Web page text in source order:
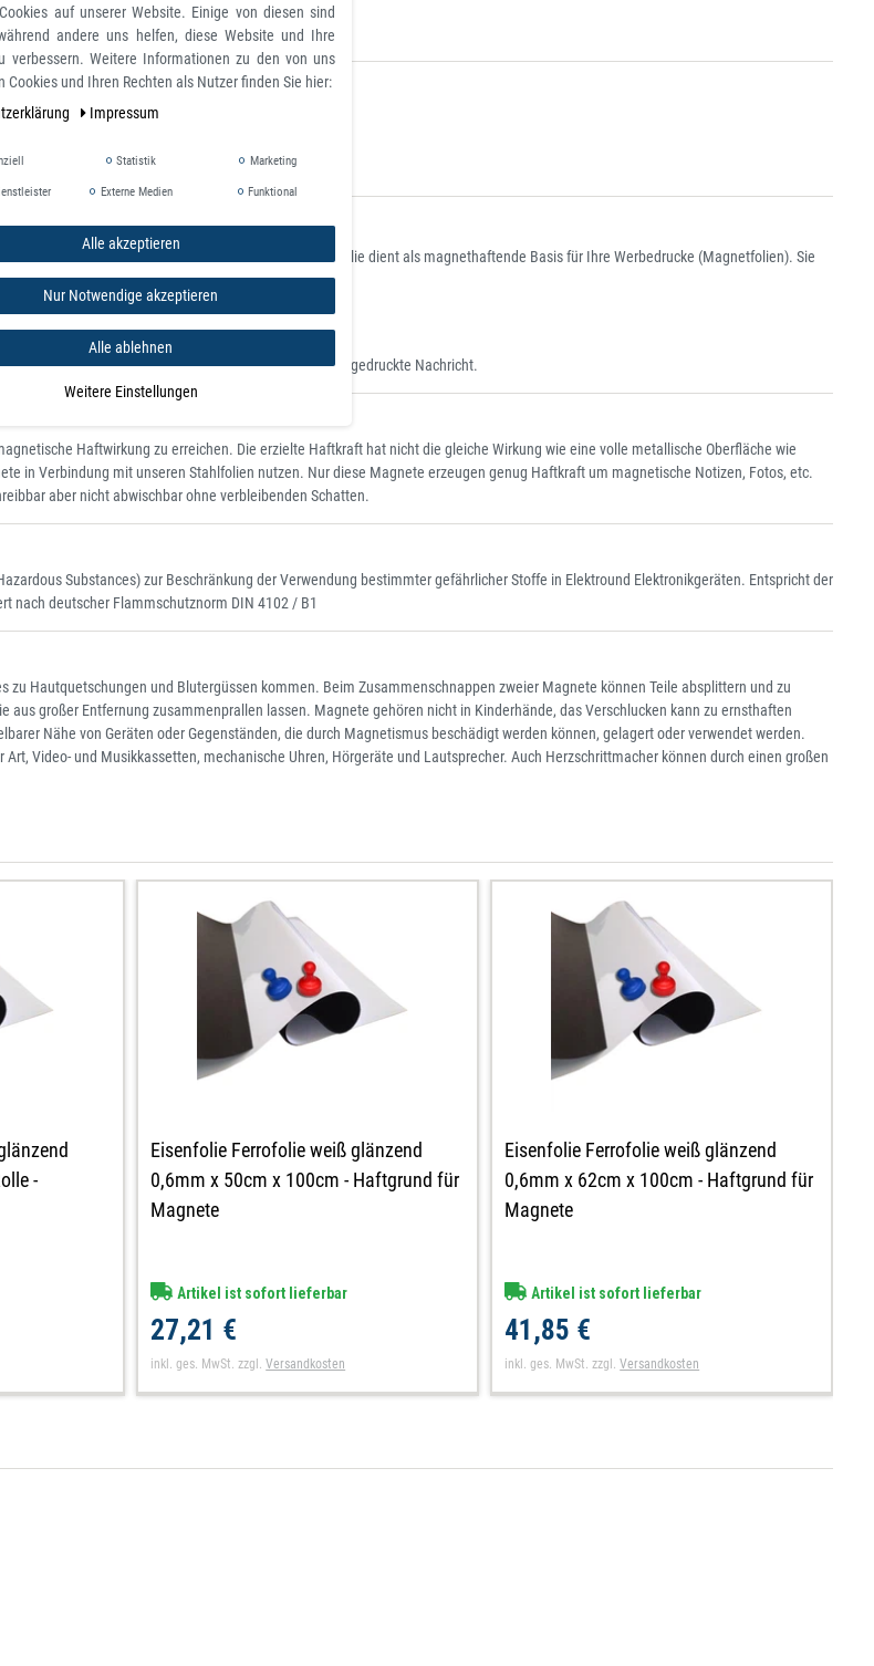
(Magnete) kombinieren. Die selbstklebende Eisenfolie dient als magnethaftende Basis für Ihre Werbedrucke (Magnetfolien). Sie
die bestehende Magnetfolie und plazieren Sie die neu gedruckte Nachricht.
Haftwirkung zu erreichen. Die erzielte Haftkraft hat nicht die gleiche Wirkung wie eine volle metallische Oberfläche wie
in Verbindung mit unseren Stahlfolien nutzen. Nur diese Magnete erzeugen genug Haftkraft um magnetische Notizen, Fotos, etc.
aber nicht abwischbar ohne verbleibenden Schatten.
Substances) zur Beschränkung der Verwendung bestimmter gefährlicher Stoffe in Elektround Elektronikgeräten. Entspricht der
nach deutscher Flammschutznorm DIN 4102 / B1
Hautquetschungen und Blutergüssen kommen. Beim Zusammenschnappen zweier Magnete können Teile absplittern und zu
großer Entfernung zusammenprallen lassen. Magnete gehören nicht in Kinderhände, das Verschlucken kann zu ernsthaften
Nähe von Geräten oder Gegenständen, die durch Magnetismus beschädigt werden können, gelagert oder verwendet werden.
Video- und Musikkassetten, mechanische Uhren, Hörgeräte und Lautsprecher. Auch Herzschrittmacher können durch einen großen
-
Eisenfolie Ferrofolie weiß glänzend
0,6mm x 50cm x 100cm - Haftgrund für
Magnete
Artikel ist sofort lieferbar
27,21 €
inkl. ges. MwSt. zzgl.Versandkosten
Eisenfolie Ferrofolie weiß glänzend
0,6mm x 62cm x 100cm - Haftgrund für
Magnete
Artikel ist sofort lieferbar
41,85 €
inkl. ges. MwSt. zzgl.Versandkosten
auf unserer Website. Einige von diesen sind
andere uns helfen, diese Website und Ihre
verbessern. Weitere Informationen zu den von uns
Cookies und Ihren Rechten als Nutzer finden Sie hier:
Impressum
Statistik Marketing
Externe Medien Funktional
Alle akzeptieren
Nur Notwendige akzeptieren
Alle ablehnen
Weitere Einstellungen